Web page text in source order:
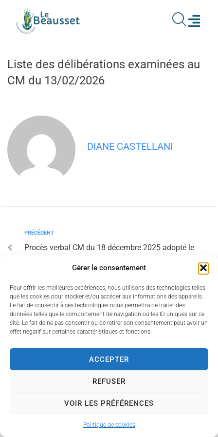
Gérer le consentement
Pour offrir les meilleures expériences, nous utilisons des technologies telles
que les cookies pour stocker et/ou accéder aux informations des appareils.
Le fait de consentir à ces technologies nous permettra de traiter des
données telles que le comportement de navigation ou les ID uniques sur ce
site. Le fait de ne pas consentir ou de retirer son consentement peut avoir un
effet négatif sur certaines caractéristiques et fonctions.
ACCEPTER
REFUSER
VOIR LES PRÉFÉRENCES
Politique de cookies
principal
Liste des délibérations examinées au
CM du 13/02/2026
DIANE CASTELLANI
PRÉCÉDENT
Procès verbal CM du 18 décembre 2025 adopté le
SUIV
Listing Marchés et Avenants CM du 13 février 2026
Politique des cookies
Plan du site
GRC/GRU)